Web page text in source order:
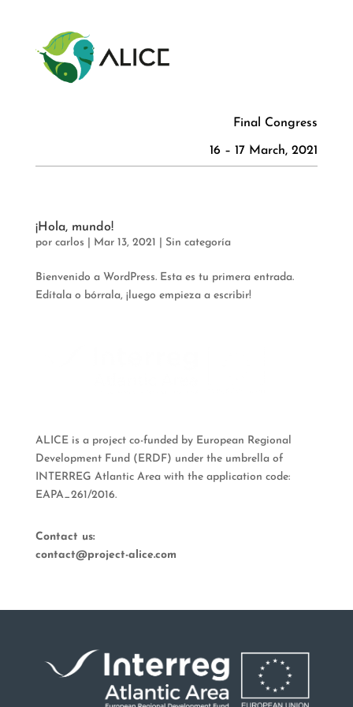
Final Congress
16 – 17 March, 2021
¡Hola, mundo!
por carlos Mar 13, 2021 Sin categoría
Bienvenido a WordPress. Esta es tu primera entrada.
Edítala o bórrala, ¡luego empieza a escribir!
ALICE is a project co-funded by European Regional
Development Fund (ERDF) under the umbrella of
INTERREG Atlantic Area with the application code:
EAPA_261/2016.
Contact us:
contact@project-alice.com